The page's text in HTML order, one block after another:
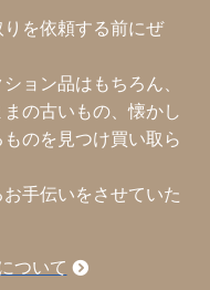
を依頼する前にぜ
ョン品はもちろん、
の古いもの、懐かし
のを見つけ買い取ら
手伝いをさせていた
ついて